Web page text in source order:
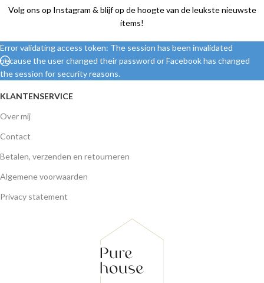
Volg ons op Instagram & blijf op de hoogte van de leukste nieuwste
items!
Error validating access token: The session has been invalidated
because the user changed their password or Facebook has changed
the session for security reasons.
KLANTENSERVICE
Over mij
Contact
Betalen, verzenden en retourneren
Algemene voorwaarden
Privacy statement